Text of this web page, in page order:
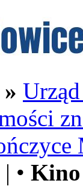
»
| •